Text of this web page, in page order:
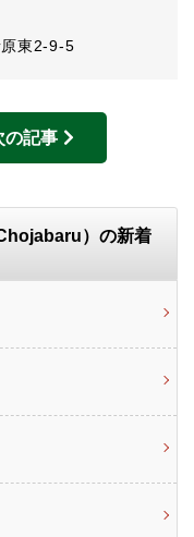
東2-9-5
の記事
）の新着